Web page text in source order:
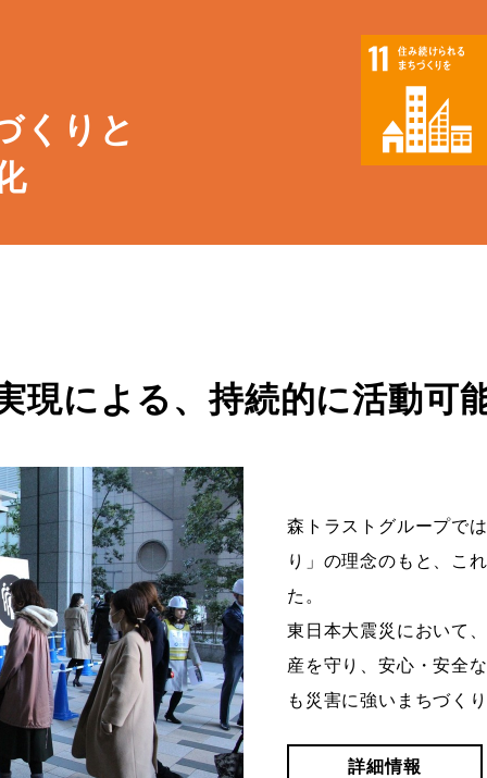
くりと
現による、持続的に活動可
森トラストグループで
り」の理念のもと、こ
た。
東日本大震災において
産を守り、安心・安全
も災害に強いまちづく
詳細情報